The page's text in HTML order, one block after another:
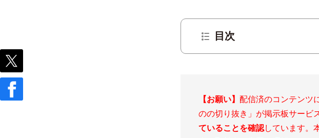
目次
【お願い】 配信済のコンテンツ
のの切り抜き」が掲示板サービ
ていることを確認しています。